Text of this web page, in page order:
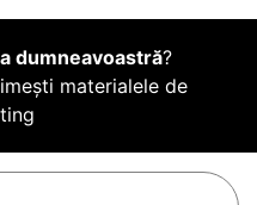
dumneavoastră?
materialele de